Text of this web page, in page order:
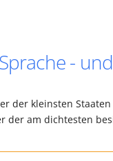
-
der kleinsten
am dichtesten